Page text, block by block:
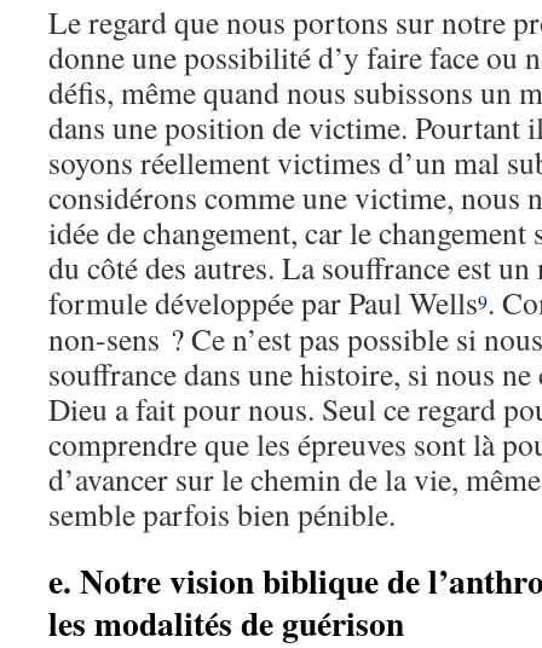
Le regard que nous portons sur notre
donne une possibilité d’y faire face ou
défis, même quand nous subissons un
dans une position de victime. Pourtant
soyons réellement victimes d’un mal
considérons comme une victime, nous
idée de changement, car le
du côté des autres. La souffrance est
formule développée par Paul Wells9.
non-sens ? Ce n’est pas possible si
souffrance dans une histoire, si nous
Dieu a fait pour nous. Seul ce regard
comprendre que les épreuves sont là
d’avancer sur le chemin de la vie,
semble parfois bien pénible.
e. Notre vision biblique de
les modalités de guérison